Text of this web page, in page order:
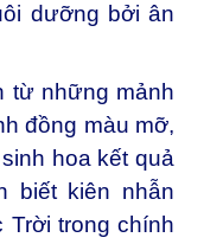
dưỡng bởi ân
từ những mảnh
đồng màu mỡ,
hoa kết quả
biết kiên nhẫn
trong chính